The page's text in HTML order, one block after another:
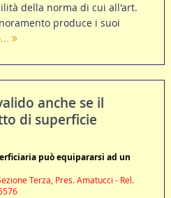
della norma di cui all'art.
produce i suoi
anche se il
di superficie
può equipararsi ad un
Terza, Pres. Amatucci - Rel.